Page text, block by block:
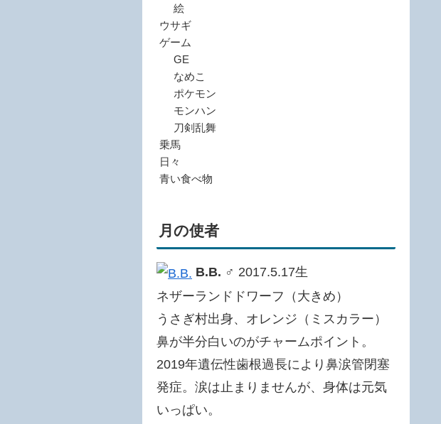
絵
ウサギ
ゲーム
GE
なめこ
ポケモン
モンハン
刀剣乱舞
乗馬
日々
青い食べ物
月の使者
B.B. ♂ 2017.5.17生
ネザーランドドワーフ（大きめ）
うさぎ村出身、オレンジ（ミスカラー）
鼻が半分白いのがチャームポイント。
2019年遺伝性歯根過長により鼻涙管閉塞
発症。涙は止まりませんが、身体は元気
いっぱい。